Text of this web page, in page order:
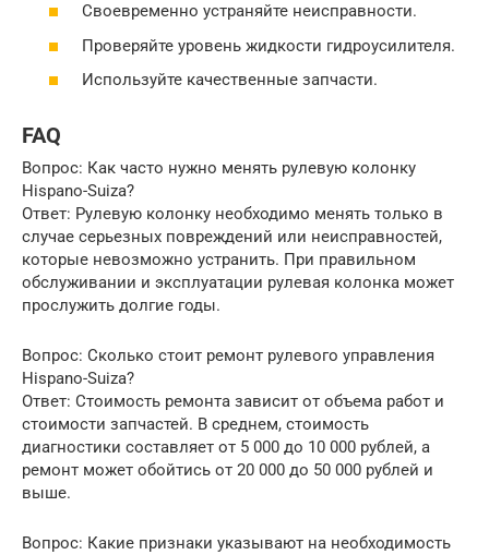
Своевременно устраняйте неисправности.
Проверяйте уровень жидкости гидроусилителя.
Используйте качественные запчасти.
FAQ
Вопрос: Как часто нужно менять рулевую колонку
Hispano-Suiza?
Ответ: Рулевую колонку необходимо менять только в
случае серьезных повреждений или неисправностей,
которые невозможно устранить. При правильном
обслуживании и эксплуатации рулевая колонка может
прослужить долгие годы.
Вопрос: Сколько стоит ремонт рулевого управления
Hispano-Suiza?
Ответ: Стоимость ремонта зависит от объема работ и
стоимости запчастей. В среднем, стоимость
диагностики составляет от 5 000 до 10 000 рублей, а
ремонт может обойтись от 20 000 до 50 000 рублей и
выше.
Вопрос: Какие признаки указывают на необходимость